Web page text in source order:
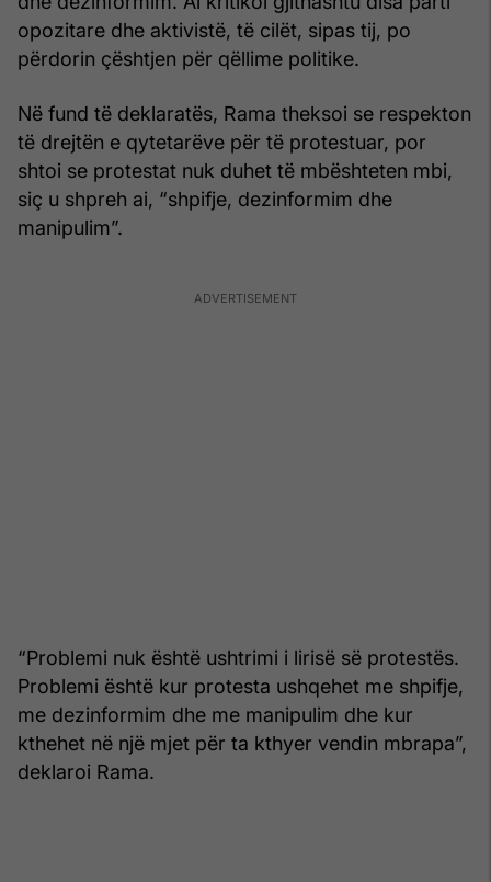
opozitare dhe aktivistë, të cilët, sipas tij, po
përdorin çështjen për qëllime politike.
Në fund të deklaratës, Rama theksoi se respekton
të drejtën e qytetarëve për të protestuar, por
shtoi se protestat nuk duhet të mbështeten mbi,
siç u shpreh ai, “shpifje, dezinformim dhe
manipulim”.
“Problemi nuk është ushtrimi i lirisë së protestës.
Problemi është kur protesta ushqehet me shpifje,
me dezinformim dhe me manipulim dhe kur
kthehet në një mjet për ta kthyer vendin mbrapa”,
deklaroi Rama.